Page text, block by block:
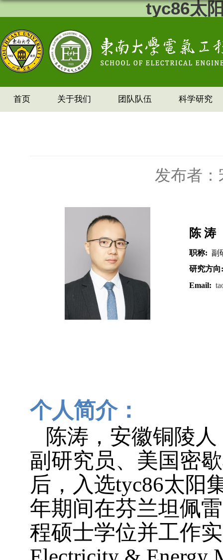
tyc86太
首页 关于我们 团队队伍 科学研究
发布者：
陈 涛
职称: 副
研究方向
Email:
个人简介：
陈涛，安徽铜陵
副研究员、美国密
后，入选tyc86太阳
年期间在芬兰坦佩
程硕士学位并工作